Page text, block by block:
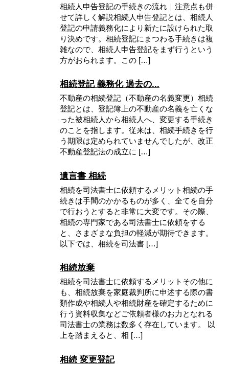
相続人申告登記の手続きの流れ｜注意点も併
せて詳しく解説相続人申告登記とは、相続人
登記の申請義務化により新たに設けられた取
り決めです。相続登記にまつわる手続きは複
雑なので、相続人申告登記をまず行うという
方がおられます。この […]
相続登記 義務化 過去の...
不動産の相続登記（不動産の名義変更）相続
登記とは、登記簿上の不動産の名義を亡くな
った被相続人から相続人へ、変更する手続き
のことを指します。従来は、相続手続きを行
う期限は定められていませんでしたが、改正
不動産登記法の成立に […]
遺言書 相続
相続を司法書士に依頼するメリット相続の手
続きは手間のかかるものが多く、全てを自分
で行おうとすると非常に大変です。その際、
相続の専門家である司法書士に依頼をする
と、さまざまな負担の軽減が期待できます。
以下では、相続を司法書 […]
相続放棄
相続を司法書士に依頼するメリットその他に
も、相続放棄を家庭裁判所に申述する際の書
類作成や相続人や相続財産を確定するために
行う資料収集などご依頼者様のお力となれる
司法書士の業務は数多く存在しています。 以
上を踏まえると、相 […]
相続 変更登記